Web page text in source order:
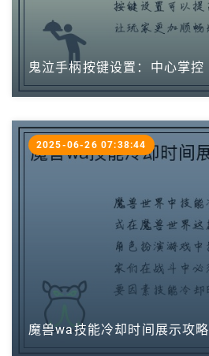
鬼泣手柄按键设置：中心掌控
魔兽wa技能冷却时间展示攻略
2025-06-26 07:38:44